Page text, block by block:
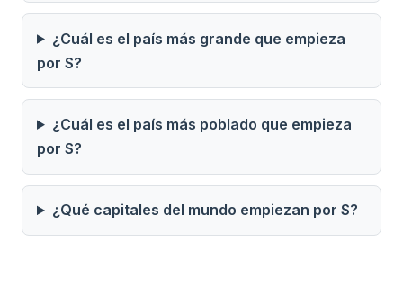
¿Cuál es el país más grande que empieza
por S?
¿Cuál es el país más poblado que empieza
por S?
¿Qué capitales del mundo empiezan por S?